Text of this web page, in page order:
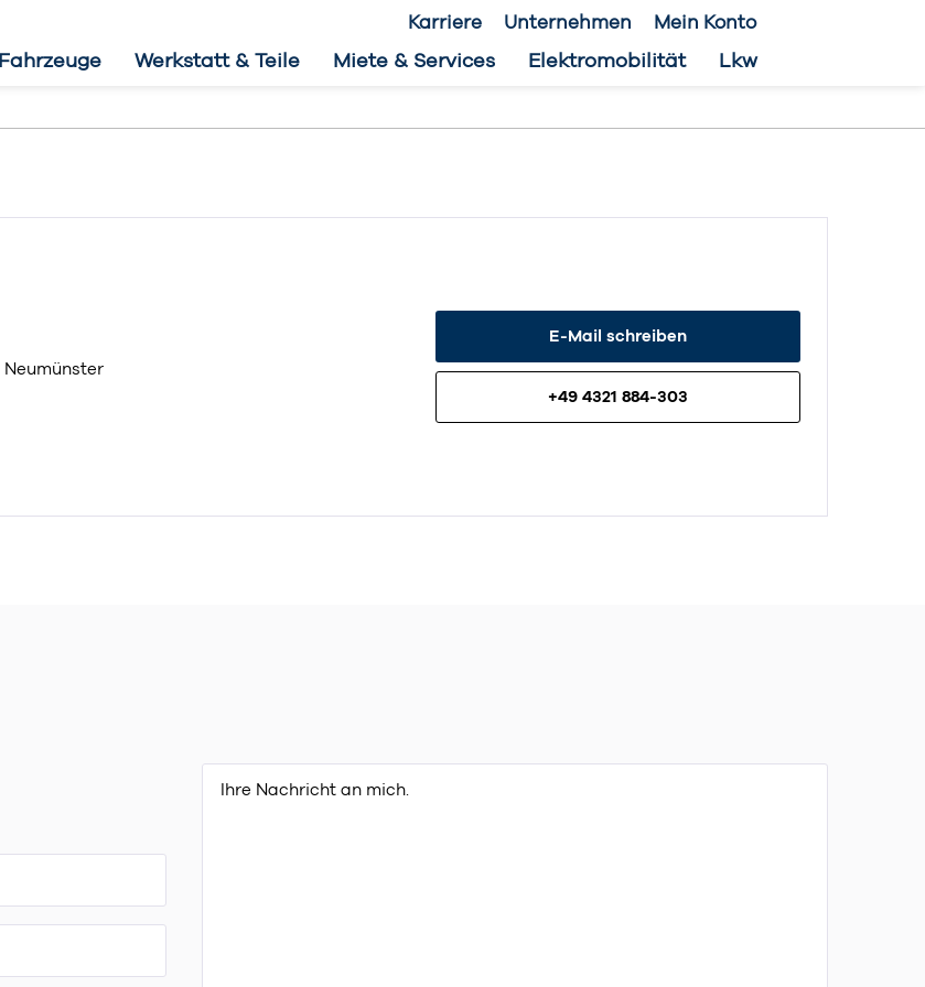
Karriere Unternehmen Mein Konto
Fahrzeuge Werkstatt & Teile Miete & Services Elektromobilität Lkw
Neumünster
E-Mail schreiben
+49 4321 884-303